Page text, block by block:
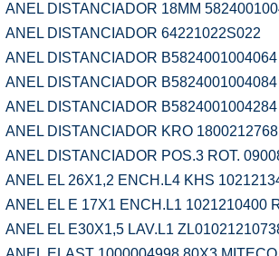
ANEL DISTANCIADOR 18MM
ANEL DISTANCIADOR 64221022S022
ANEL DISTANCIADOR B5824001004064
ANEL DISTANCIADOR B5824001004084
ANEL DISTANCIADOR B5824001004284
ANEL DISTANCIADOR KRO 1800212768
ANEL DISTANCIADOR POS.3 ROT.
ANEL EL 26X1,2 ENCH.L4 KHS
ANEL EL E 17X1 ENCH.L1 1021210400
ANEL EL E30X1,5 LAV.L1